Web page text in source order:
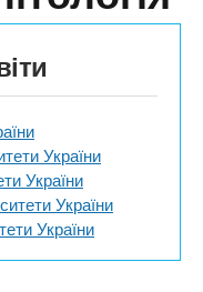
України
України
України
України